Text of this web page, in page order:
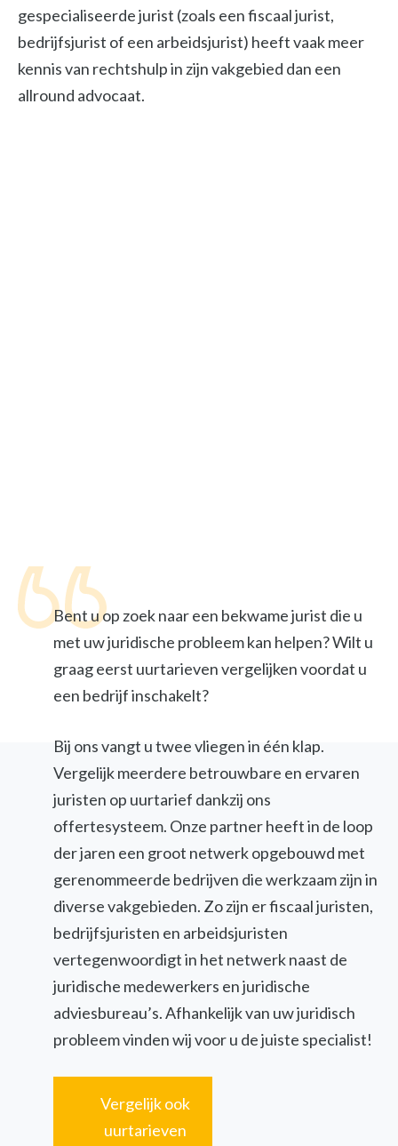
gespecialiseerde jurist (zoals een fiscaal jurist,
bedrijfsjurist of een arbeidsjurist) heeft vaak meer
kennis van rechtshulp in zijn vakgebied dan een
allround advocaat.
Bent u op zoek naar een bekwame jurist die u
met uw juridische probleem kan helpen? Wilt u
graag eerst uurtarieven vergelijken voordat u
een bedrijf inschakelt?
Bij ons vangt u twee vliegen in één klap.
Vergelijk meerdere betrouwbare en ervaren
juristen op uurtarief dankzij ons
offertesysteem. Onze partner heeft in de loop
der jaren een groot netwerk opgebouwd met
gerenommeerde bedrijven die werkzaam zijn in
diverse vakgebieden. Zo zijn er fiscaal juristen,
bedrijfsjuristen en arbeidsjuristen
vertegenwoordigt in het netwerk naast de
juridische medewerkers en juridische
adviesbureau’s. Afhankelijk van uw juridisch
probleem vinden wij voor u de juiste specialist!
Vergelijk ook
uurtarieven